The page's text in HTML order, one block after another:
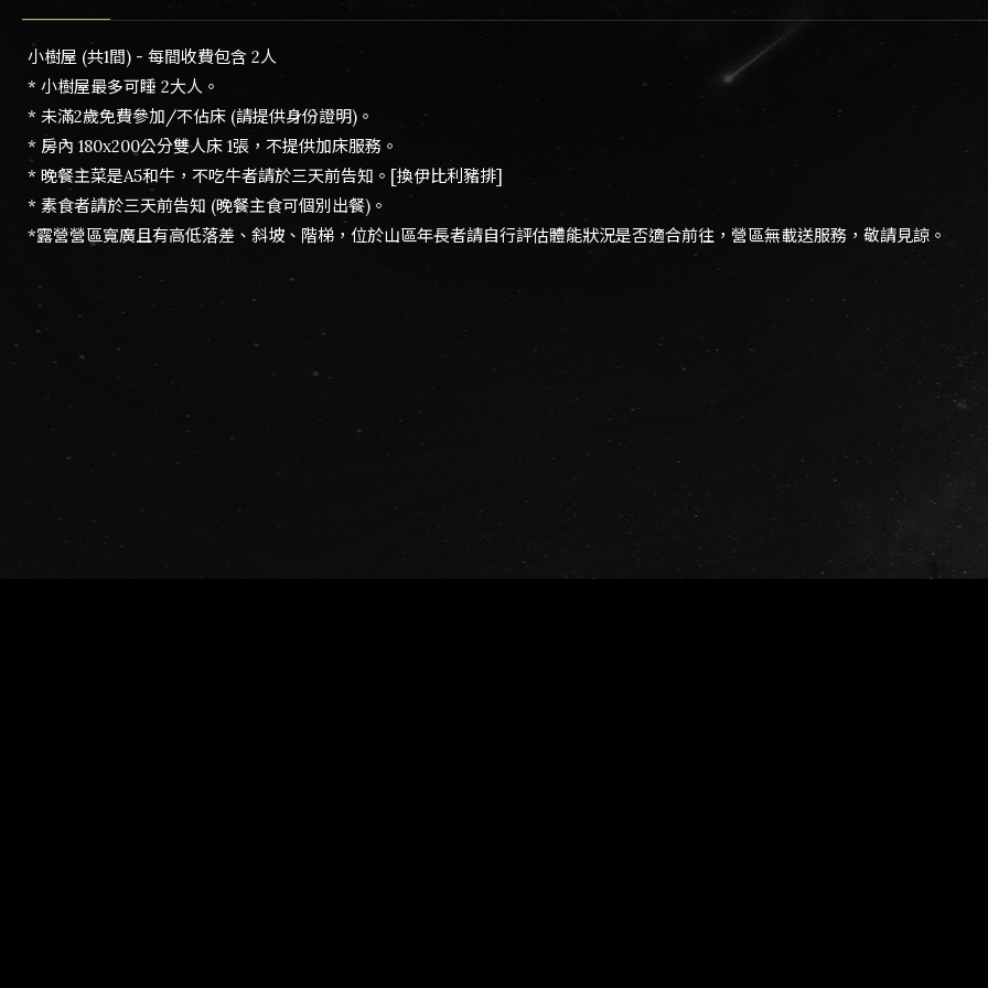
小樹屋 (共1間) - 每間收費包含 2人
* 小樹屋最多可睡 2大人。
* 未滿2歲免費參加/不佔床 (請提供身份證明)。
* 房內 180x200公分雙人床 1張，不提供加床服務。
* 晚餐主菜是A5和牛，不吃牛者請於三天前告知。[換伊比利豬排]
* 素食者請於三天前告知 (晚餐主食可個別出餐)。
*露營營區寬廣且有高低落差、斜坡、階梯，位於山區年長者請自行評估體能狀況是否適合前往，營區無載送服務，敬請見諒。